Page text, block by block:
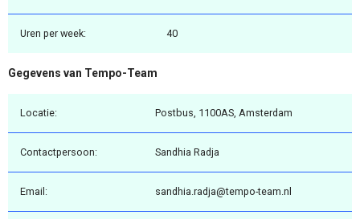
Uren per week: 40
Gegevens van Tempo-Team
Locatie: Postbus, 1100AS, Amsterdam
Contactpersoon: Sandhia Radja
Email: sandhia.radja@tempo-team.nl